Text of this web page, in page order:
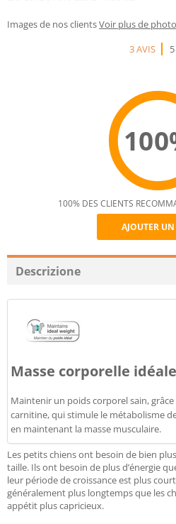
Images de nos clientsVoir plus de
3 AVIS
100% DES CLIENTS
AJOUTER
Descrizione
Masse corporelle idéale
Maintenir un poids corporel sain,
carnitine, qui stimule le métabolisme
en maintenant la masse musculaire.
Les petits chiens ont besoin de bien
taille. Ils ont besoin de plus d’énergie
leur période de croissance est plus
généralement plus longtemps que les
appétit plus capricieux.